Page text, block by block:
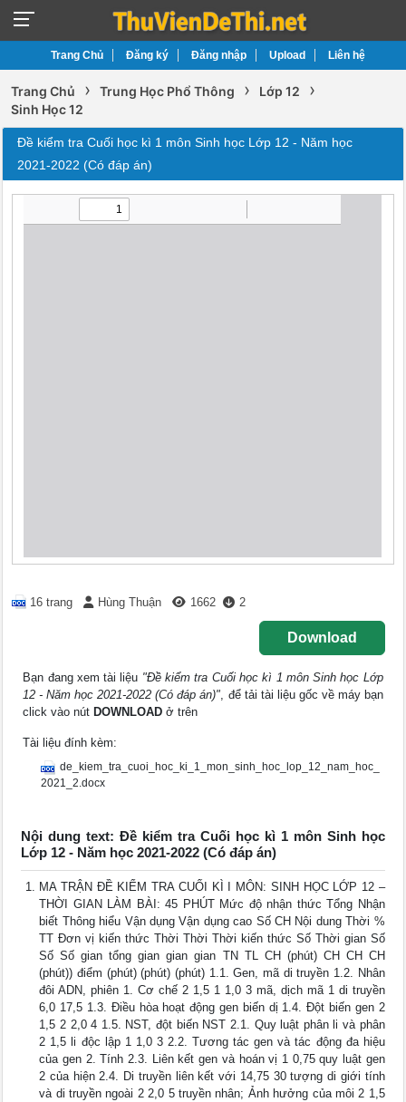
Trang Chủ Đăng ký Đăng nhập Upload Liên hệ
Trang Chủ › Trung Học Phổ Thông › Lớp 12 ›
Sinh Học 12
Đề kiểm tra Cuối học kì 1 môn Sinh học Lớp 12 - Năm học
2021-2022 (Có đáp án)
16 trang Hùng Thuận 1662 2
Download
Bạn đang xem tài liệu "Đề kiểm tra Cuối học kì 1 môn Sinh học Lớp
12 - Năm học 2021-2022 (Có đáp án)", để tải tài liệu gốc về máy bạn
click vào nút DOWNLOAD ở trên
Tài liệu đính kèm:
de_kiem_tra_cuoi_hoc_ki_1_mon_sinh_hoc_lop_12_nam_hoc_
2021_2.docx
Nội dung text: Đề kiểm tra Cuối học kì 1 môn Sinh học
Lớp 12 - Năm học 2021-2022 (Có đáp án)
MA TRẬN ĐỀ KIỂM TRA CUỐI KÌ I MÔN: SINH HỌC LỚP 12 –
THỜI GIAN LÀM BÀI: 45 PHÚT Mức độ nhận thức Tổng Nhận
biết Thông hiểu Vận dụng Vận dụng cao Số CH Nội dung Thời %
TT Đơn vị kiến thức Thời Thời Thời kiến thức Số Thời gian Số
Số Số gian tổng gian gian gian TN TL CH (phút) CH CH CH
(phút)) điểm (phút) (phút) (phút) 1.1. Gen, mã di truyền 1.2. Nhân
đôi ADN, phiên 1. Cơ chế 2 1,5 1 1,0 3 mã, dịch mã 1 di truyền
6,0 17,5 1.3. Điều hòa hoạt động gen biến dị 1.4. Đột biến gen 2
1,5 2 2,0 4 1.5. NST, đột biến NST 2.1. Quy luật phân li và phân
2 1,5 li độc lập 1 1,0 3 2.2. Tương tác gen và tác động đa hiệu
của gen 2. Tính 2.3. Liên kết gen và hoán vị 1 0,75 quy luật gen
2 của hiện 2.4. Di truyền liên kết với 14,75 30 tượng di giới tính
và di truyền ngoài 2 2,0 5 truyền nhân; Ảnh hưởng của môi 2 1,5